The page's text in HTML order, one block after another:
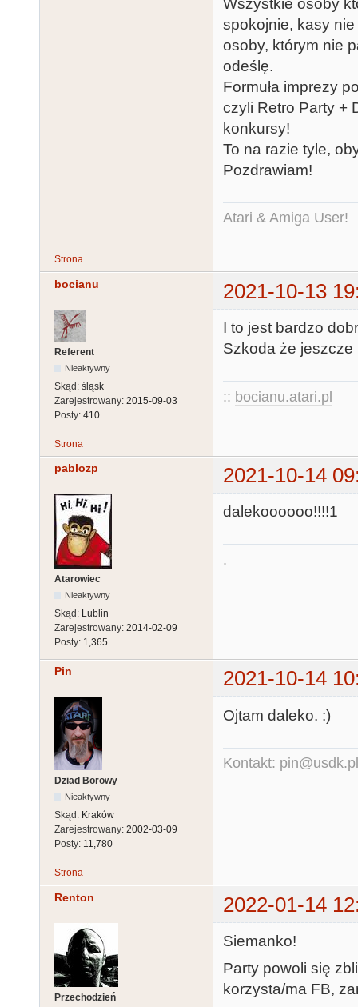
spokojnie, kasy nie
osoby, którym nie
odeślę.
Formuła imprezy
czyli Retro Party +
konkursy!
To na razie tyle,
Pozdrawiam!
Atari & Amiga User!
Strona
bocianu 2021-10-13
Referent
Nieaktywny
Skąd: śląsk
Zarejestrowany: 2015-09-03
Posty: 410
I to jest bardzo
Szkoda że jeszcze
:: bocianu.atari.pl
Strona
pablozp 2021-10-14
Atarowiec
Nieaktywny
Skąd: Lublin
Zarejestrowany: 2014-02-09
Posty: 1,365
dalekoooooo!!!!1
.
Pin 2021-10-14
Dziad Borowy
Nieaktywny
Skąd: Kraków
Zarejestrowany: 2002-03-09
Posty: 11,780
Ojtam daleko. :)
Kontakt: pin@usdk.pl
Strona
Renton 2022-01-14
Przechodzień
Siemanko!
Party powoli się
korzysta/ma FB,